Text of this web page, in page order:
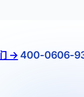
→ 400-0606-